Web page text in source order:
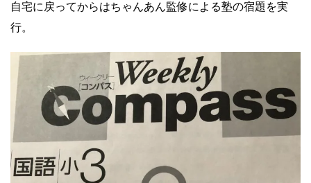
自宅に戻ってからはちゃんあん監修による塾の宿題を実
行。